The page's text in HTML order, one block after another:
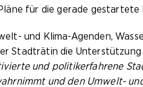
für die gerade gestartete
und Klima-Agenden,
Stadträtin die
und politikerfahrene
und den Umwelt-